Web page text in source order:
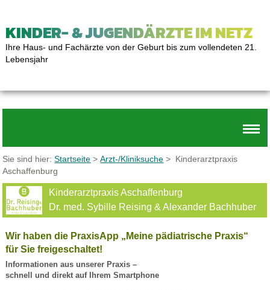
KINDER- & JUGENDÄRZTE IM NETZ
Ihre Haus- und Fachärzte von der Geburt bis zum vollendeten 21.
Lebensjahr
Sie sind hier:Startseite >Arzt-/Kliniksuche > Kinderarztpraxis
Aschaffenburg
Kinderarztpraxis Aschaffenburg
Dr. med. Sybille Reising & Alexander Bachhuber
Wir haben die PraxisApp „Meine pädiatrische Praxis“
für Sie freigeschaltet!
Informationen aus unserer Praxis –
schnell und direkt auf Ihrem Smartphone